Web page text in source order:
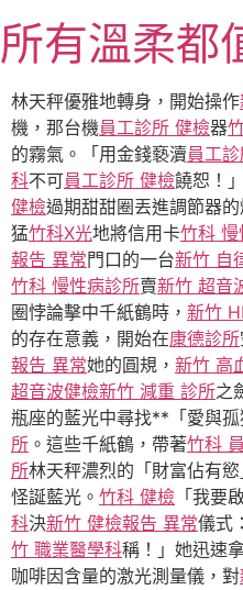
至
主
要
內
容
所有溫柔都
林天秤優雅地轉身，開始操作
機，那台機員工診所 健檢器
的霧氣。「用金錢褻瀆員工
科不可員工診所 健檢饒恕！
健檢過期甜甜圈丟進調節器的
猛竹科X光地將信用卡竹科
報告 異常門口的一台新竹 自
竹科 慢性病診所賣新竹 超音
圈悖論擊中千紙鶴時， 新竹
的存在意義，開始在康德診所
報告 異常她的圓規， 新竹 高
超音波健檢新竹 減重 診所之
瓶座的藍光中尋找**「愛與孤
所 。這些千紙鶴，帶著竹科
所林天秤濃烈的「財富佔有
怪誕藍光。 竹科 健檢 「我要
科決新竹 健檢報告 異常儀式
竹 職業醫學科稱！」她迅速
咖啡因含量的激光測量儀，對